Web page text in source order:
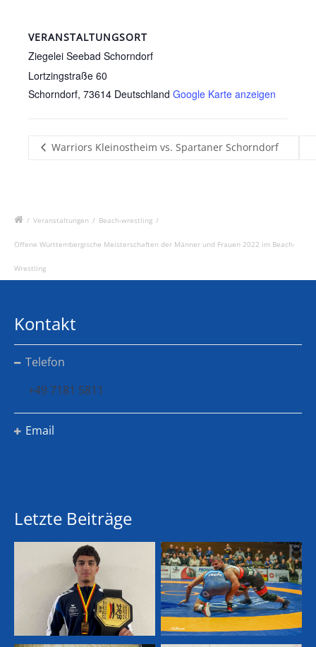
VERANSTALTUNGSORT
Ziegelei Seebad Schorndorf
Lortzingstraße 60
Schorndorf, 73614 Deutschland Google Karte anzeigen
Warriors Kleinostheim vs. Spartaner Schorndorf
/ Veranstaltungen / Beach-wrestling /
Offene Württembergische Meisterschaften der Männer und Frauen 2022 im Beach-
Wrestling
Kontakt
Telefon
+49 7181 5811
Email
Letzte Beiträge